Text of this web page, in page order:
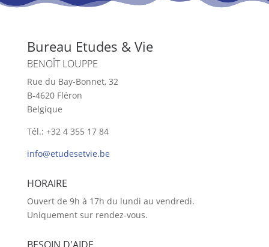
Bureau Etudes & Vie
BENOÎT LOUPPE
Rue du Bay-Bonnet, 32
B-4620 Fléron
Belgique
Tél.: +32 4 355 17 84
info@etudesetvie.be
HORAIRE
Ouvert de 9h à 17h du lundi au vendredi.
Uniquement sur rendez-vous.
BESOIN D'AIDE